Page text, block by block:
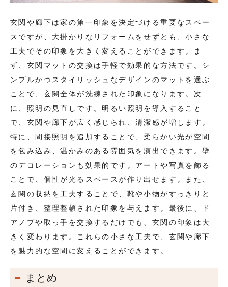
玄関や廊下は家の第一印象を決定づける重要なスペー
スですが、大掛かりなリフォームをせずとも、小さな
工夫でその印象を大きく変えることができます。ま
ず、玄関マットの交換は手軽で効果的な方法です。シ
ンプルかつスタイリッシュなデザインのマットを選ぶ
ことで、玄関全体が洗練された印象になります。次
に、照明の見直しです。明るい照明を導入すること
で、玄関や廊下が広く感じられ、清潔感が増します。
特に、間接照明を追加することで、柔らかい光が空間
を包み込み、温かみのある雰囲気を演出できます。壁
のデコレーションも効果的です。アートや写真を飾る
ことで、個性が光るスペースが作り出せます。また、
玄関の収納を工夫することで、靴や小物がすっきりと
片付き、整理整頓された印象を与えます。最後に、ド
アノブや取っ手を交換するだけでも、玄関の印象は大
きく変わります。これらの小さな工夫で、玄関や廊下
を魅力的な空間に変えることができます。
まとめ